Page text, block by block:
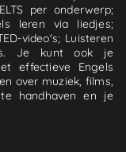
per onderwerp;
leren via liedjes;
video's; Luisteren
Je kunt ook je
effectieve Engels
over muziek, films,
handhaven en je